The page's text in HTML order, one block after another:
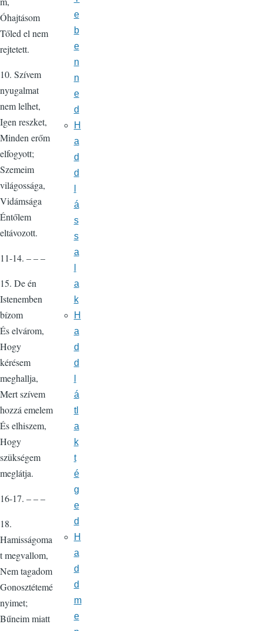
Óhajtásom
Tőled el nem
rejtetett.
10. Szívem
nyugalmat
nem lelhet,
Igen reszket,
Minden erőm
elfogyott;
Szemeim
világossága,
Vidámsága
Éntőlem
eltávozott.
11-14. – – –
15. De én
Istenemben
bízom
És elvárom,
Hogy
kérésem
meghallja,
Mert szívem
hozzá emelem
És elhiszem,
Hogy
szükségem
meglátja.
16-17. – – –
18.
Hamisságoma
t megvallom,
Nem tagadom
Gonosztétemé
nyimet;
Bűneim miatt
e
b
e
n
n
e
d
H
a
d
d
á
s
s
a
a
k
H
a
d
d
á
tl
a
k
t
é
g
e
d
H
a
d
d
m
e